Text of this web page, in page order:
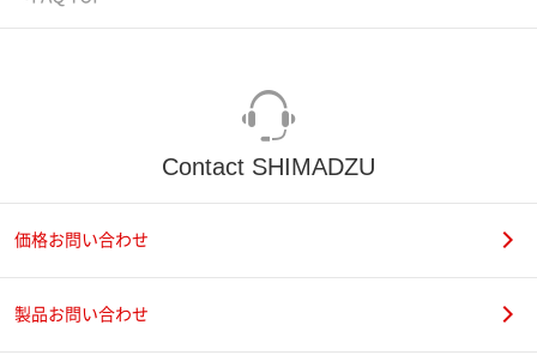
Contact SHIMADZU
価格お問い合わせ
製品お問い合わせ